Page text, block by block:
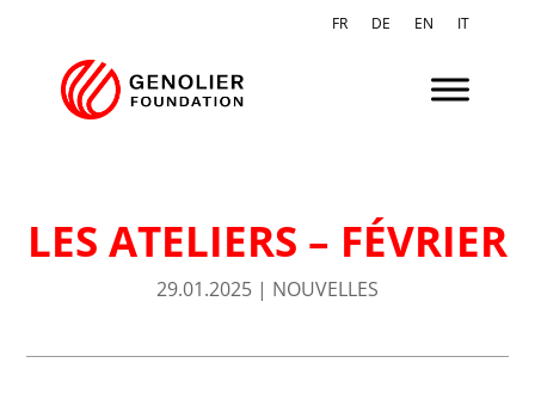
FR DE EN IT
LES ATELIERS – FÉVRIER
29.01.2025 | NOUVELLES